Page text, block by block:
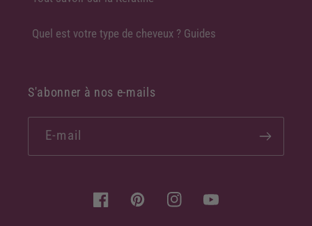
Quel est votre type de cheveux ? Guides
S'abonner à nos e-mails
E-mail
FacebookPinterestInstagramYouTube